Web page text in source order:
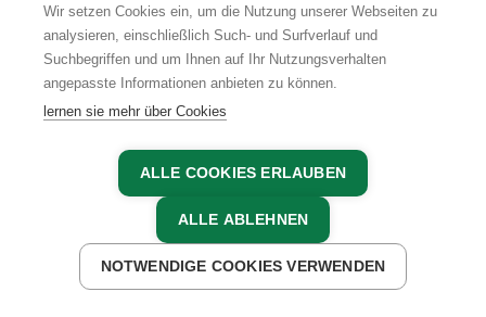
JETZT ANFRAGEN JETZT BUCHEN
BARRIEREFREIHEIT
COOKIE EINSTELLUNGEN
UNSERE ORGANISATION
KARRIERE
Wir setzen Cookies ein, um die Nutzung unserer Webseiten zu
analysieren, einschließlich Such- und Surfverlauf und
Suchbegriffen und um Ihnen auf Ihr Nutzungsverhalten
angepasste Informationen anbieten zu können.
lernen sie mehr über Cookies
ALLE COOKIES ERLAUBEN
ALLE ABLEHNEN
NOTWENDIGE COOKIES VERWENDEN